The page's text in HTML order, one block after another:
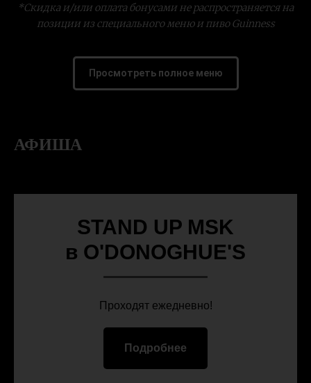
*Скидка и/или оплата бонусами не распространяется на
позиции из специального меню и пиво Guinness
Просмотреть полное меню
АФИША
STAND UP MSK
в O'DONOGHUE'S
Проходят ежедневно!
Подробнее